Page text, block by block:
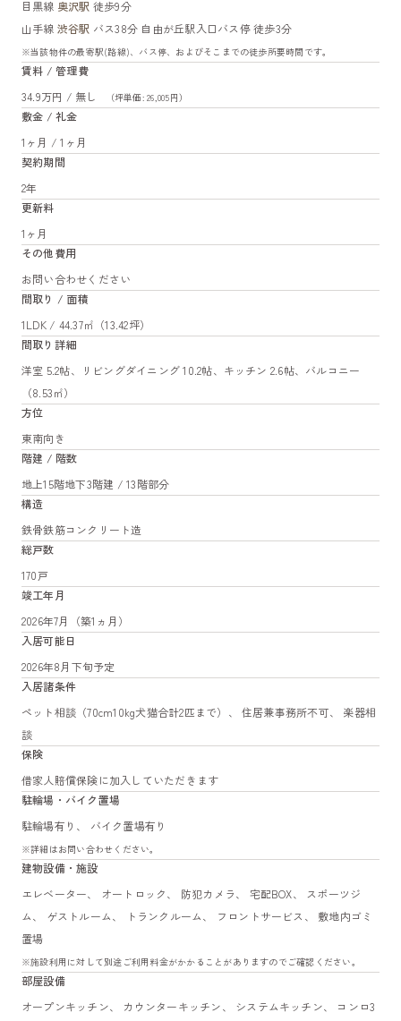
目黒線 奥沢駅 徒歩9分
山手線 渋谷駅 バス38分 自由が丘駅入口バス停 徒歩3分
※当該物件の最寄駅(路線)、バス停、およびそこまでの徒歩所要時間です。
賃料 / 管理費
34.9万円 / 無し
（坪単価: 26,005円）
敷金 / 礼金
1ヶ月 / 1ヶ月
契約期間
2年
更新料
1ヶ月
その他費用
お問い合わせください
間取り / 面積
1LDK / 44.37㎡（13.42坪）
間取り詳細
洋室 5.2帖、リビングダイニング 10.2帖、キッチン 2.6帖、バルコニー
（8.53㎡）
方位
東南向き
階建 / 階数
地上15階地下3階建 / 13階部分
構造
鉄骨鉄筋コンクリート造
総戸数
170戸
竣工年月
2026年7月（築1ヵ月）
入居可能日
2026年8月下旬予定
入居諸条件
ペット相談（70cm10kg犬猫合計2匹まで）、 住居兼事務所不可、 楽器相
談
保険
借家人賠償保険に加入していただきます
駐輪場・バイク置場
駐輪場有り、 バイク置場有り
※詳細はお問い合わせください。
建物設備・施設
エレベーター、 オートロック、 防犯カメラ、 宅配BOX、 スポーツジ
ム、 ゲストルーム、 トランクルーム、 フロントサービス、 敷地内ゴミ
置場
※施設利用に対して別途ご利用料金がかかることがありますのでご確認ください。
部屋設備
オープンキッチン、 カウンターキッチン、 システムキッチン、 コンロ3